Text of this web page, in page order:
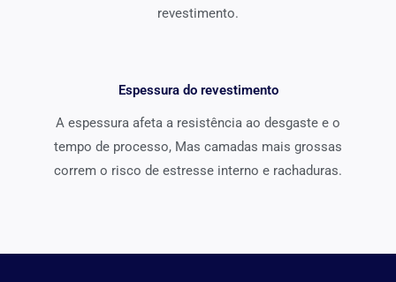
revestimento.
Espessura do revestimento
A espessura afeta a resistência ao desgaste e o
tempo de processo, Mas camadas mais grossas
correm o risco de estresse interno e rachaduras.